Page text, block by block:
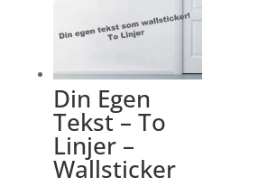
kan
varesiden
Din Egen
Tekst – To
Linjer –
Wallsticker